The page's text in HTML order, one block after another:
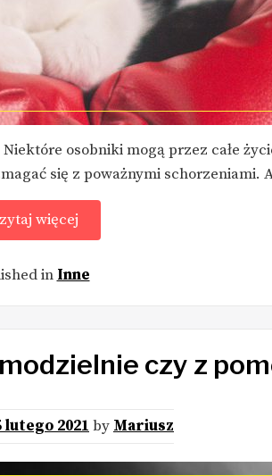
osobniki mogą przez całe
się z poważnymi schorzeniami.
więcej
in Inne
czy z
lutego 2021 by Mariusz